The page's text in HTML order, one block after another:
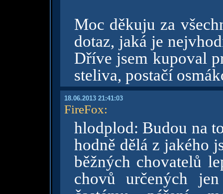
Moc děkuju za
dotaz, jaká je
Dříve jsem kupoval
steliva, postačí
18.06.2013 21:41:03
FireFox:
hlodplod: Budou na
hodně dělá z jakého
běžných chovatelů
chovů určených